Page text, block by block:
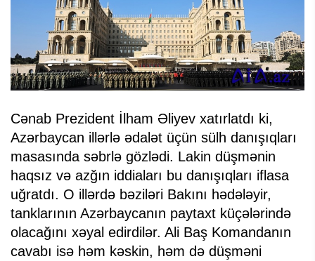
Cənab Prezident İlham Əliyev xatırlatdı ki,
Azərbaycan illərlə ədalət üçün sülh danışıqları
masasında səbrlə gözlədi. Lakin düşmənin
haqsız və azğın iddiaları bu danışıqları iflasa
uğratdı. O illərdə bəziləri Bakını hədələyir,
tanklarının Azərbaycanın paytaxt küçələrində
olacağını xəyal edirdilər. Ali Baş Komandanın
cavabı isə həm kəskin, həm də düşməni